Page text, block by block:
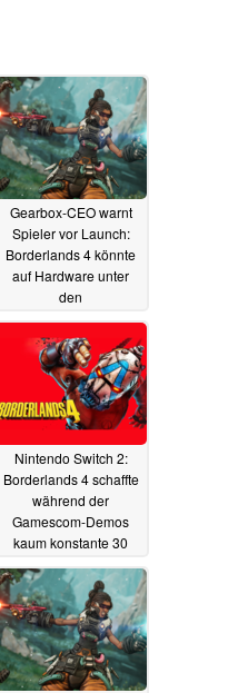
Gearbox-CEO warnt
Spieler vor Launch:
Borderlands 4 könnte
auf Hardware unter
den
Mindestanforderungen
„unspielbar“ sein
10.09.2025
Nintendo Switch 2:
Borderlands 4 schaffte
während der
Gamescom-Demos
kaum konstante 30
FPS26.08.2025